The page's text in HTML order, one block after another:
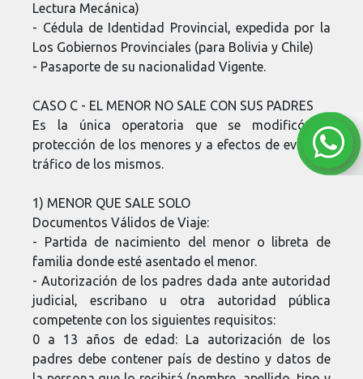
Lectura Mecánica)
- Cédula de Identidad Provincial, expedida por la
Los Gobiernos Provinciales (para Bolivia y Chile)
- Pasaporte de su nacionalidad Vigente.
CASO C - EL MENOR NO SALE CON SUS PADRES
Es la única operatoria que se modificó en
protección de los menores y a efectos de evitar el
tráfico de los mismos.
1) MENOR QUE SALE SOLO
Documentos Válidos de Viaje:
- Partida de nacimiento del menor o libreta de
familia donde esté asentado el menor.
- Autorización de los padres dada ante autoridad
judicial, escribano u otra autoridad pública
competente con los siguientes requisitos:
0 a 13 años de edad: La autorización de los
padres debe contener país de destino y datos de